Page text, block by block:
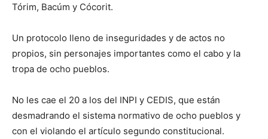
Tórim, Bacúm y Cócorit.
Un protocolo lleno de inseguridades y de actos no
propios, sin personajes importantes como el cabo y la
tropa de ocho pueblos.
No les cae el 20 a los del INPI y CEDIS, que están
desmadrando el sistema normativo de ocho pueblos y
con el violando el artículo segundo constitucional.